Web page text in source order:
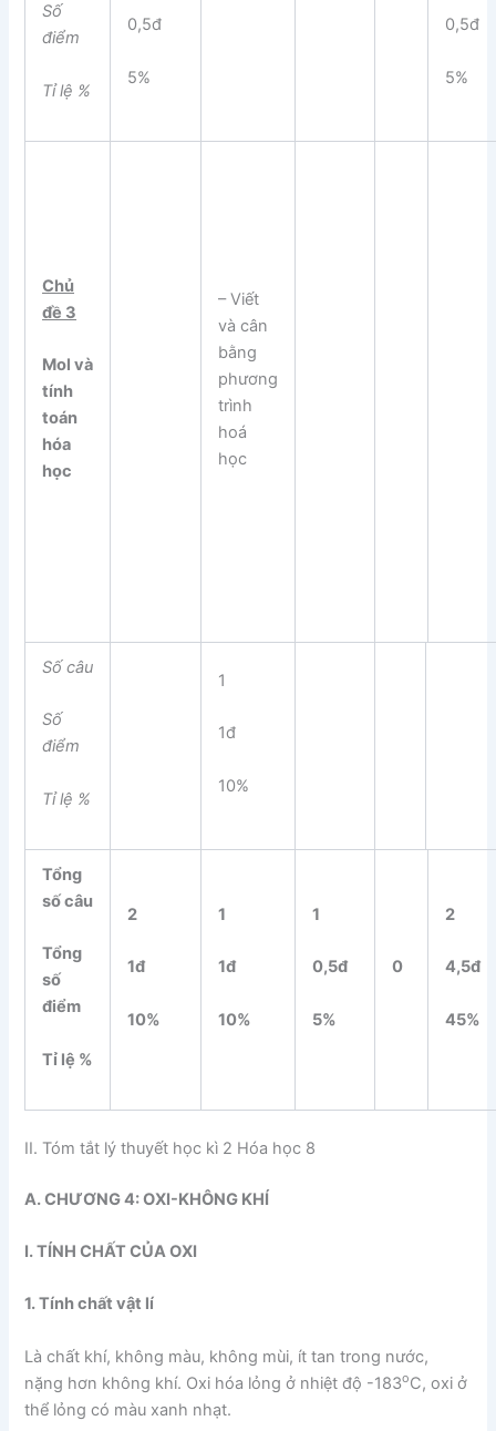
Số
điểm
Tỉ lệ %
0,5đ
5%
0,5đ
5%
Chủ
đề 3
Mol và
tính
toán
hóa
học
– Viết
và cân
bằng
phương
trình
hoá
học
Số câu
Số
điểm
Tỉ lệ %
1
1đ
10%
Tổng
số câu
Tổng
số
điểm
Tỉ lệ %
2
1đ
10%
1
1đ
10%
1
0,5đ
5%
0
2
4,5đ
45%
II. Tóm tắt lý thuyết học kì 2 Hóa học 8
A. CHƯƠNG 4: OXI-KHÔNG KHÍ
I. TÍNH CHẤT CỦA OXI
1. Tính chất vật lí
Là chất khí, không màu, không mùi, ít tan trong nước,
nặng hơn không khí. Oxi hóa lỏng ở nhiệt độ -183oC, oxi ở
thể lỏng có màu xanh nhạt.